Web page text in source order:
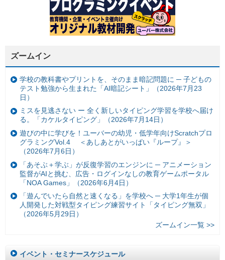
ズームイン
学校の教科書やプリントを、そのまま暗記問題に ─ 子どもの
テスト勉強から生まれた「AI暗記シート」（2026年7月23
日）
ミスを見逃さない ー 全く新しいタイピング学習を学校へ届け
る。「カケルタイピング」（2026年7月14日）
遊びの中に学びを！ユーバーの幼児・低学年向けScratchプロ
グラミングVol.4 ＜あしあとがいっぱい『ループ』＞
（2026年7月6日）
「あそぶ＋学ぶ」が反復学習のエンジンに ─ アニメーション
監督がAIと挑む、広告・ログインなしの教育ゲームポータル
「NOA Games」（2026年6月4日）
「遊んでいたら自然と速くなる」を学校へ ─ 大学1年生が個
人開発した対戦型タイピング練習サイト「タイピング無双」
（2026年5月29日）
ズームイン一覧 >>
イベント・セミナースケジュール